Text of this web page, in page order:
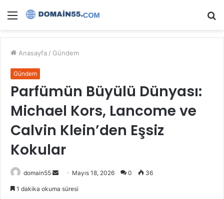
Menü
Anasayfa / Gündem
Gündem
Parfümün Büyülü Dünyası:
Michael Kors, Lancome ve
Calvin Klein’den Eşsiz
Kokular
domain55
Bir
Mayıs 18, 2026 0 36
1 dakika okuma süresi